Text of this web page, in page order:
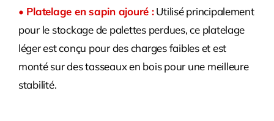
• Platelage en sapin ajouré :Utilisé principalement
pour le stockage de palettes perdues, ce platelage
léger est conçu pour des charges faibles et est
monté sur des tasseaux en bois pour une meilleure
stabilité.